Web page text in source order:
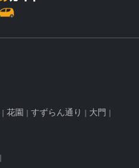
花園 すずらん通り
大門